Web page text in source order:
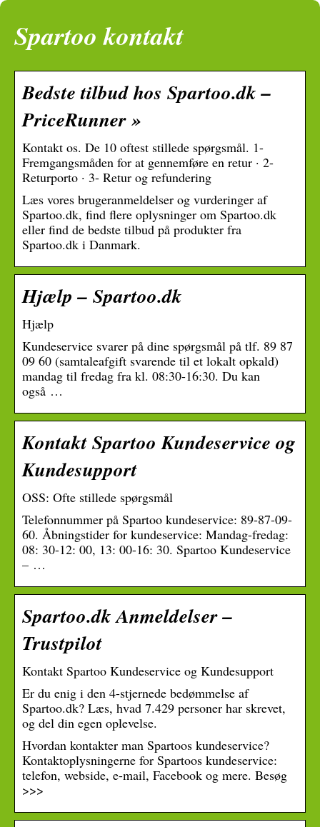
Spartoo kontakt
Bedste tilbud hos Spartoo.dk –
PriceRunner »
Kontakt os. De 10 oftest stillede spørgsmål. 1-
Fremgangsmåden for at gennemføre en retur · 2-
Returporto · 3- Retur og refundering
Læs vores brugeranmeldelser og vurderinger af
Spartoo.dk, find flere oplysninger om Spartoo.dk
eller find de bedste tilbud på produkter fra
Spartoo.dk i Danmark.
Hjælp – Spartoo.dk
Hjælp
Kundeservice svarer på dine spørgsmål på tlf. 89 87
09 60 (samtaleafgift svarende til et lokalt opkald)
mandag til fredag fra kl. 08:30-16:30. Du kan
også …
Kontakt Spartoo Kundeservice og
Kundesupport
OSS: Ofte stillede spørgsmål
Telefonnummer på Spartoo kundeservice: 89-87-09-
60. Åbningstider for kundeservice: Mandag-fredag:
08: 30-12: 00, 13: 00-16: 30. Spartoo Kundeservice
– …
Spartoo.dk Anmeldelser –
Trustpilot
Kontakt Spartoo Kundeservice og Kundesupport
Er du enig i den 4-stjernede bedømmelse af
Spartoo.dk? Læs, hvad 7.429 personer har skrevet,
og del din egen oplevelse.
Hvordan kontakter man Spartoos kundeservice?
Kontaktoplysningerne for Spartoos kundeservice:
telefon, webside, e-mail, Facebook og mere. Besøg
>>>